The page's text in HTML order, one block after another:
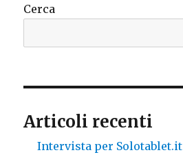
Cerca
Articoli recenti
Intervista per Solotablet.it